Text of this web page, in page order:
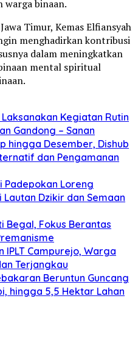
warga binaan.
Timur, Kemas Elfiansyah
menghadirkan kontribusi
dalam meningkatkan
mental spiritual
Laksanakan Kegiatan Rutin
Gandong – Sanan
hingga Desember, Dishub
dan Pengamanan
Padepokan Loreng
Lautan Dzikir dan Semaan
Begal, Fokus Berantas
IPLT Campurejo, Warga
Terjangkau
Beruntun Guncang
hingga 5,5 Hektar Lahan